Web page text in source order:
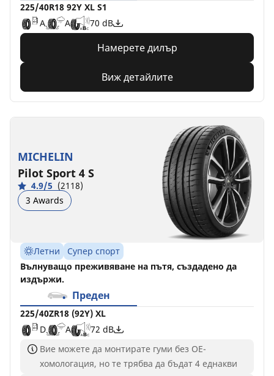
225/40R18 92Y XL S1
A
A 70 dB
Намерете дилър
Виж детайлите
MICHELIN
Pilot Sport 4 S
4.9/5 (2118)
3 Awards
Летни
Супер спорт
Вълнуващо преживяване на пътя, създадено да
издържи.
Преден
225/40ZR18 (92Y) XL
D
A
72 dB
Вие можете да монтирате гуми без ОЕ-
хомологация, но те трябва да бъдат 4 еднакви